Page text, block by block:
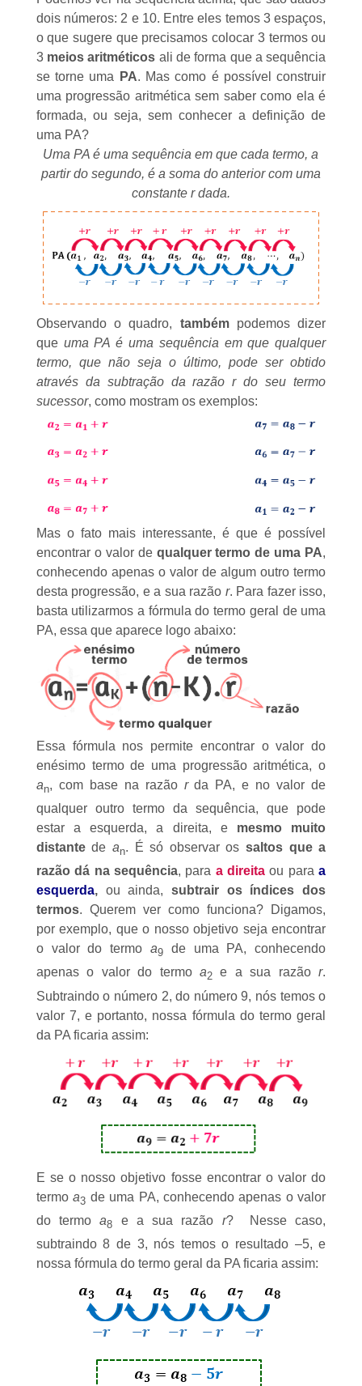
dois números: 2 e 10. Entre eles temos 3 espaços,
o que sugere que precisamos colocar 3 termos ou
3 meios aritméticos ali de forma que a sequência
se torne uma
PA. Mas como é possível construir
uma progressão aritmética sem saber como ela é
formada, ou seja, sem conhecer adefinição de
uma PA?
Uma PA é uma sequência em que cada termo, a
partir do segundo, é a soma do anterior com uma
constante r dada.
Observando o quadro, tambémpodemos dizer
que uma PA é uma sequência em que qualquer
termo, que não seja o último, pode ser obtido
através da subtração da razão r do seu termo
sucessor, como mostram os exemplos:
Mas o fato mais interessante, é que é possível
encontrar o valor de qualquer termo de uma PA,
conhecendo apenas o valor de algum outro termo
desta progressão, e a sua razão r. Para fazer isso,
basta utilizarmos a fórmula dotermo geral de uma
PA, essa que aparece logo abaixo:
Essa fórmula nos permite encontrar o valor do
enésimo termo de uma progressão aritmética, o
an, com base na razão rda PA, e no valor de
qualquer outro termo da sequência, que pode
estar a esquerda, a direita, e mesmo muito
distantedean. É só observar ossaltos que a
razão dá na sequência, para a direita ou paraa
esquerda, ou ainda, subtrair os índices dos
termos. Querem ver como funciona? Digamos,
por exemplo, que o nosso objetivo seja encontrar
o valor do termo a9 de uma PA, conhecendo
apenas o valor do termo a2e a sua razãor.
Subtraindo o número 2, do número 9, nós temos o
valor 7, e portanto, nossa fórmula do termo geral
da PA ficaria assim:
E se o nosso objetivo fosse encontrar o valor do
termoa3 de uma PA, conhecendo apenas o valor
do termoa8 e a sua razão r? Nesse caso,
subtraindo 8 de 3, nós temos o resultado –5, e
nossa fórmula do termo geral da PA ficaria assim: